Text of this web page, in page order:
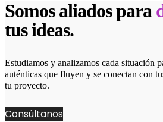
Somos aliados para
tus ideas.
Estudiamos y analizamos cada situación
auténticas que fluyen y se conectan con
tu proyecto.
Consúltanos